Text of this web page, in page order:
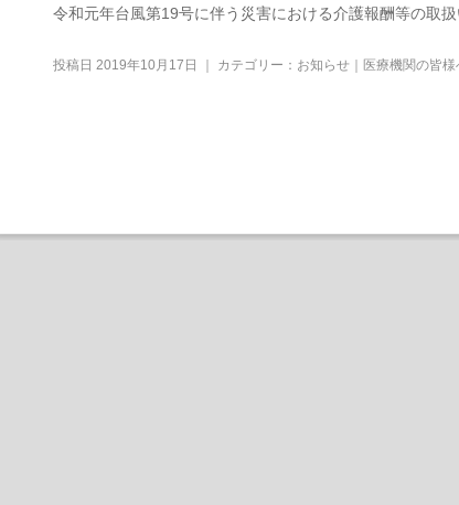
令和元年台風第19号に伴う災害における介護報酬等の取
投稿日 2019年10月17日 ｜ カテゴリー： お知らせ｜医療機関の皆様